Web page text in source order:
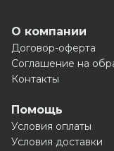
О компании
Договор-оферта
Соглашение на
Контакты
Помощь
Условия оплаты
Условия доставки